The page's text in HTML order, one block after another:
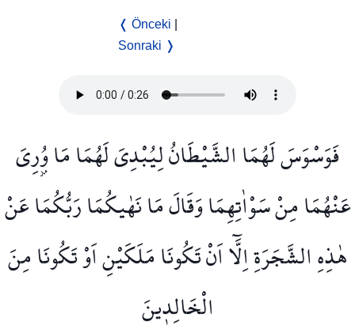
❬ Önceki
Sonraki ❭
فَوَسْوَسَ لَهُمَا الشَّيْطَانُ لِيُبْدِيَ لَهُمَا مَا وُ۫رِيَ
عَنْهُمَا مِنْ سَوْاٰتِهِمَا وَقَالَ مَا نَهٰيكُمَا رَبُّكُمَا عَنْ
هٰذِهِ الشَّجَرَةِ اِلَّٓا اَنْ تَكُونَا مَلَكَيْنِ اَوْ تَكُونَا مِنَ
الْخَالِد۪ينَ